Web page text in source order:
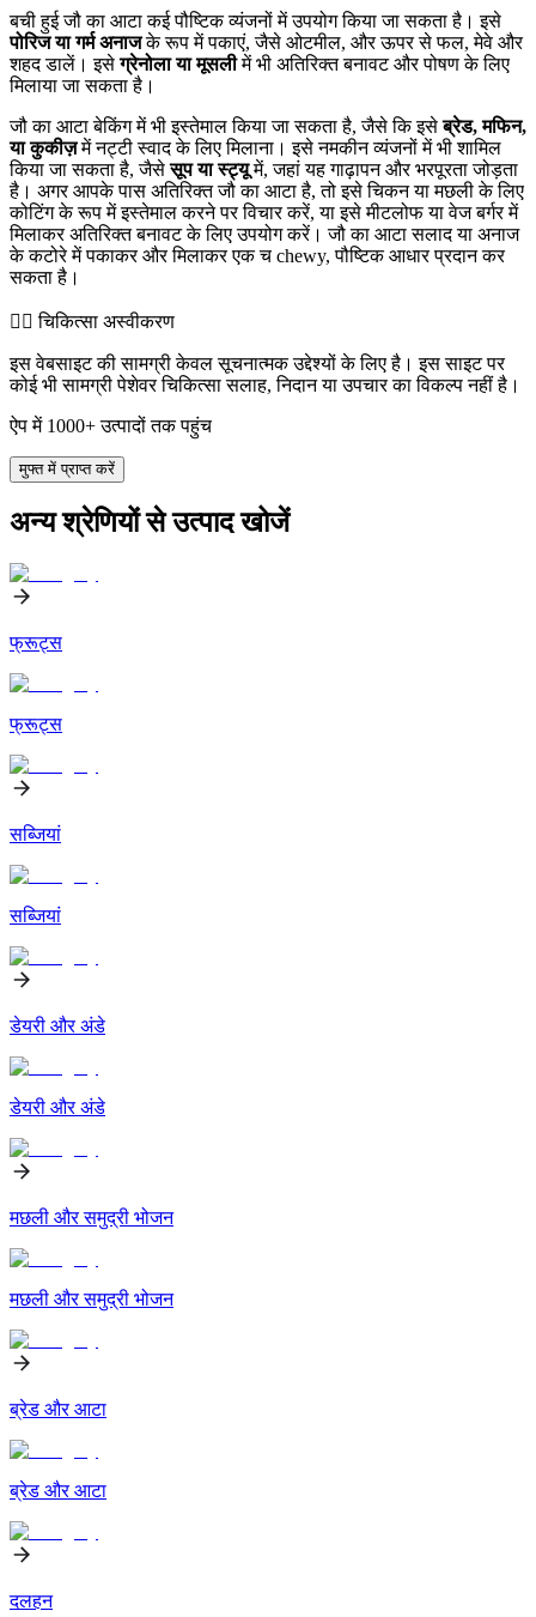
बची हुई जौ का आटा कई पौष्टिक व्यंजनों में उपयोग किया जा सकता है। इसे
पोरिज या गर्म अनाजके रूप में पकाएं, जैसे ओटमील, और ऊपर से फल, मेवे और
शहद डालें। इसेग्रेनोला या मूसलीमें भी अतिरिक्त बनावट और पोषण के लिए
मिलाया जा सकता है।
जौ का आटा बेकिंग में भी इस्तेमाल किया जा सकता है, जैसे कि इसेब्रेड, मफिन,
या कुकीज़में नट्टी स्वाद के लिए मिलाना। इसे नमकीन व्यंजनों में भी शामिल
किया जा सकता है, जैसेसूप या स्ट्यूमें, जहां यह गाढ़ापन और भरपूरता जोड़ता
है। अगर आपके पास अतिरिक्त जौ का आटा है, तो इसे चिकन या मछली के लिए
कोटिंग के रूप में इस्तेमाल करने पर विचार करें, या इसे मीटलोफ या वेज बर्गर में
मिलाकर अतिरिक्त बनावट के लिए उपयोग करें। जौ का आटा सलाद या अनाज
के कटोरे में पकाकर और मिलाकर एक च chewy, पौष्टिक आधार प्रदान कर
सकता है।
👨‍⚕️️ चिकित्सा अस्वीकरण
इस वेबसाइट की सामग्री केवल सूचनात्मक उद्देश्यों के लिए है। इस साइट पर
कोई भी सामग्री पेशेवर चिकित्सा सलाह, निदान या उपचार का विकल्प नहीं है।
ऐप में 1000+ उत्पादों तक पहुंच
मुफ्त में प्राप्त करें
अन्य श्रेणियों से उत्पाद खोजें
फ्रूट्स
फ्रूट्स
सब्जियां
सब्जियां
डेयरी और अंडे
डेयरी और अंडे
मछली और समुद्री भोजन
मछली और समुद्री भोजन
ब्रेड और आटा
ब्रेड और आटा
दलहन